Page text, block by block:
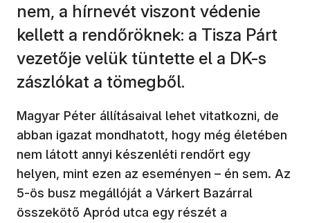
nem, a hírnevét viszont védenie
kellett a rendőröknek: a Tisza Párt
vezetője velük tüntette el a DK-s
zászlókat a tömegből.
Magyar Péter állításaival lehet vitatkozni, de
abban igazat mondhatott, hogy még életében
nem látott annyi készenléti rendőrt egy
helyen, mint ezen az eseményen – én sem. Az
5-ös busz megállóját a Várkert Bazárral
összekötő Apród utca egy részét a